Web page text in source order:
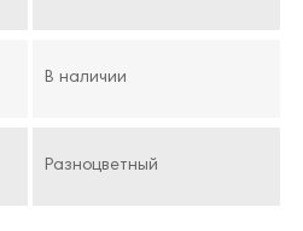
В наличии
Разноцветный